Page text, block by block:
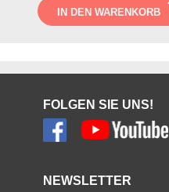
IN DEN WARENKORB
FOLGEN SIE UNS!
NEWSLETTER